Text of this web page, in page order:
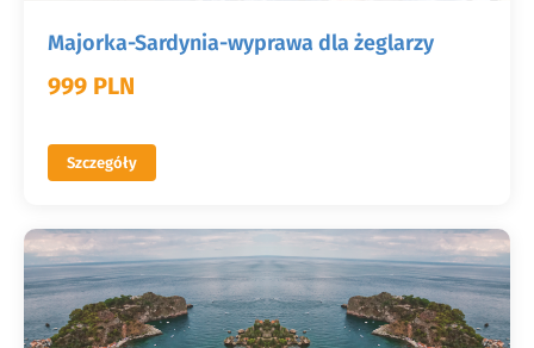
Majorka-Sardynia-wyprawa dla żeglarzy
999 PLN
Szczegóły